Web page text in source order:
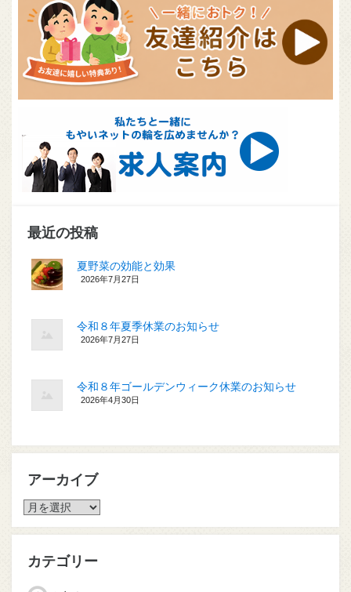
最近の投稿
夏野菜の効能と効果
2026年7月27日
令和８年夏季休業のお知らせ
2026年7月27日
令和８年ゴールデンウィーク休業のお知らせ
2026年4月30日
アーカイブ
ア
カ
ブ
カテゴリー